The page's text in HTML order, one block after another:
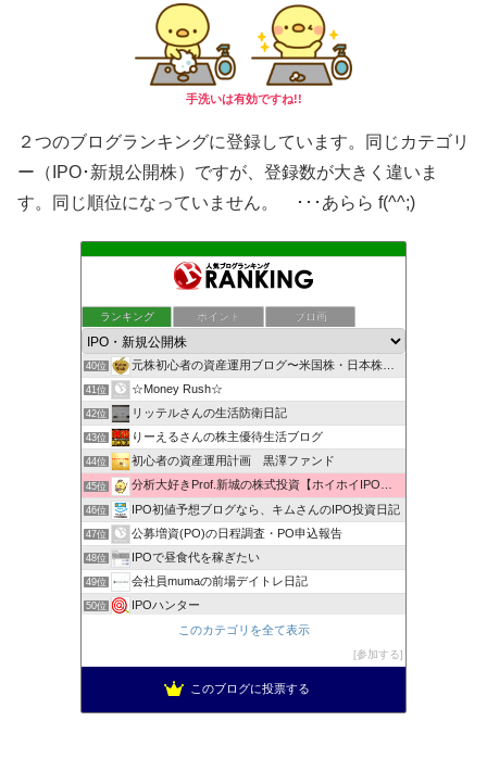
手洗いは有効ですね!!
２つのブログランキングに登録しています。同じカテゴリ
ー（IPO･新規公開株）ですが、登録数が大きく違いま
す。同じ順位になっていません。 ･･･あらら f(^^;)
ランキング ポイント ブロ画
38位 投資信託で儲ける！分配金収入向上計画
39位 スキマナビ
40位 元株初心者の資産運用ブログ〜米国株・日本株・IPO株投資
41位 ☆Money Rush☆
42位 リッテルさんの生活防衛日記
43位 りーえるさんの株主優待生活ブログ
44位 初心者の資産運用計画 黒澤ファンド
45位 分析大好きProf.新城の株式投資【ホイホイIPO投資術】
46位 IPO初値予想ブログなら、キムさんのIPO投資日記
47位 公募増資(PO)の日程調査・PO申込報告
48位 IPOで昼食代を稼ぎたい
49位 会社員mumaの前場デイトレ日記
50位 IPOハンター
ＩＰＯプランナーの当落日誌
このカテゴリを全て表示
参加する
このブログに投票する